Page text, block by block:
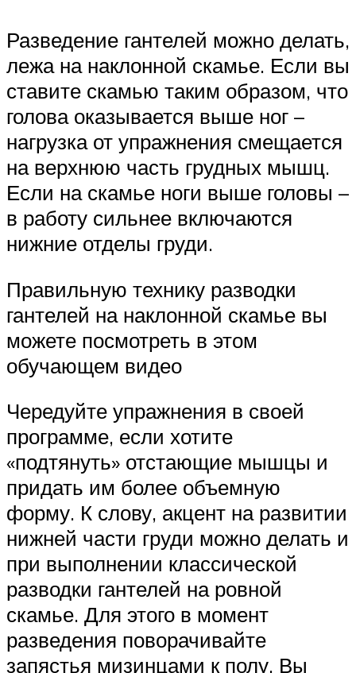
Разведение гантелей можно делать,
лежа на наклонной скамье. Если вы
ставите скамью таким образом, что
голова оказывается выше ног –
нагрузка от упражнения смещается
на верхнюю часть грудных мышц.
Если на скамье ноги выше головы –
в работу сильнее включаются
нижние отделы груди.
Правильную технику разводки
гантелей на наклонной скамье вы
можете посмотреть в этом
обучающем видео
Чередуйте упражнения в своей
программе, если хотите
«подтянуть» отстающие мышцы и
придать им более объемную
форму. К слову, акцент на развитии
нижней части груди можно делать и
при выполнении классической
разводки гантелей на ровной
скамье. Для этого в момент
разведения поворачивайте
запястья мизинцами к полу. Вы